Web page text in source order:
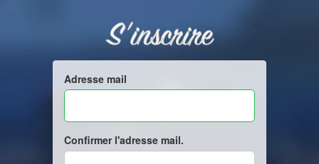
S'inscrire
Adresse mail
Confirmer l'adresse mail.